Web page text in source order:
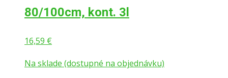
80/100cm, kont. 3l
16,59 €
Na sklade (dostupné na objednávku)